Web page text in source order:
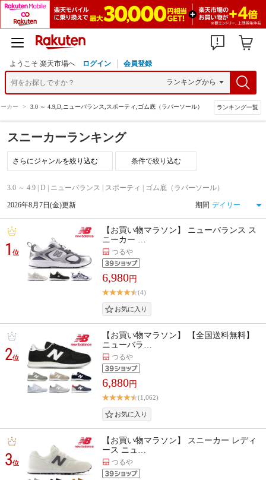
ようこそ 楽天市場へ ログイン 会員登録
カー > 3.0 ～ 4.9,D,ニューバランス,スポーティ,ゴム底（ラバーソール） ランキング一覧
スニーカーランキング
条件で絞り込む
3.0 ～ 4.9 | D | ニューバランス | スポーティ | ゴム底（ラバーソール）
2026年8月7日(金)更新 期間
1位
【お買い物マラソン】 ニューバランス ス
ニーカー …
つるや
6,980円
(4)
2位
【お買い物マラソン】 【全国送料無料】
ニューバラ…
つるや
6,880円
(1,062)
3位
【お買い物マラソン】 スニーカー レディ
ース ニュ…
つるや